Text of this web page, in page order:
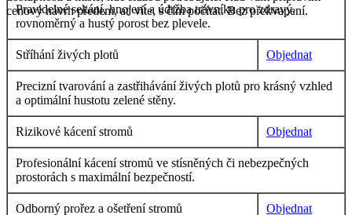
cenový návrh předem, ať víte, s čím počítat. Bez překvapení.
Pravidelné sekání, hnojení a údržba trávníku pro zdravý,
rovnoměrný a hustý porost bez plevele.
Stříhání živých plotů Objednat
Precizní tvarování a zastřihávání živých plotů pro krásný vzhled
a optimální hustotu zelené stěny.
Rizikové kácení stromů Objednat
Profesionální kácení stromů ve stísněných či nebezpečných
prostorách s maximální bezpečností.
Odborný prořez a ošetření stromů Objednat